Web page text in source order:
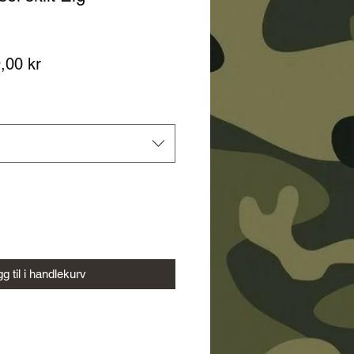
krSalgspris
til i handlekurv